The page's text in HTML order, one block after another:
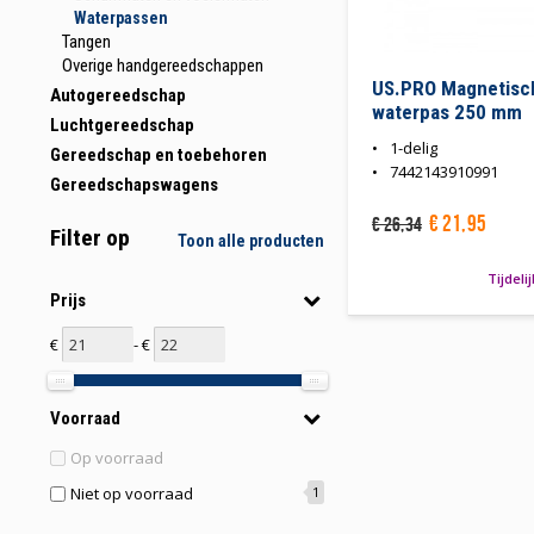
US.PRO
waterpas 250 mm
1-delig
7442143910991
€26,34 €21,95
Waterpassen
Tangen
Overige handgereedschappen
Autogereedschap
Luchtgereedschap
Gereedschap en toebehoren
Gereedschapswagens
Filter op Toon alle producten
Prijs
€ - €
Voorraad
Op voorraad
Niet op voorraad
1